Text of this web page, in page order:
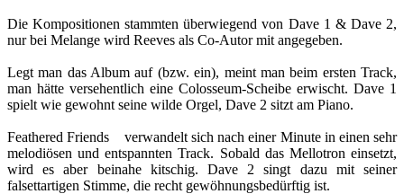
Die Kompositionen stammten überwiegend von Dave 1 & Dave 2,
nur bei Melange wird Reeves als Co-Autor mit angegeben.
Legt man das Album auf (bzw. ein), meint man beim ersten Track,
man hätte versehentlich eine Colosseum-Scheibe erwischt. Dave 1
spielt wie gewohnt seine wilde Orgel, Dave 2 sitzt am Piano.
Feathered Friends verwandelt sich nach einer Minute in einen sehr
melodiösen und entspannten Track. Sobald das Mellotron einsetzt,
wird es aber beinahe kitschig. Dave 2 singt dazu mit seiner
falsettartigen Stimme, die recht gewöhnungsbedürftig ist.